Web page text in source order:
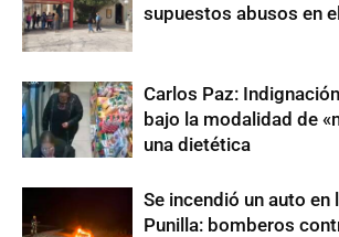
supuestos abusos en
Carlos Paz:
bajo la modalidad de
una dietética
Se incendió un auto en
Punilla: bomberos